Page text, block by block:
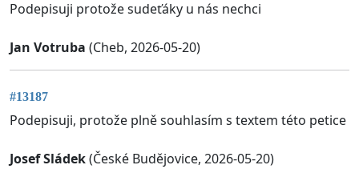
Podepisuji protože sudeťáky u nás nechci
Jan Votruba (Cheb, 2026-05-20)
#13187
Podepisuji, protože plně souhlasím s textem této petice
Josef Sládek(České Budějovice, 2026-05-20)